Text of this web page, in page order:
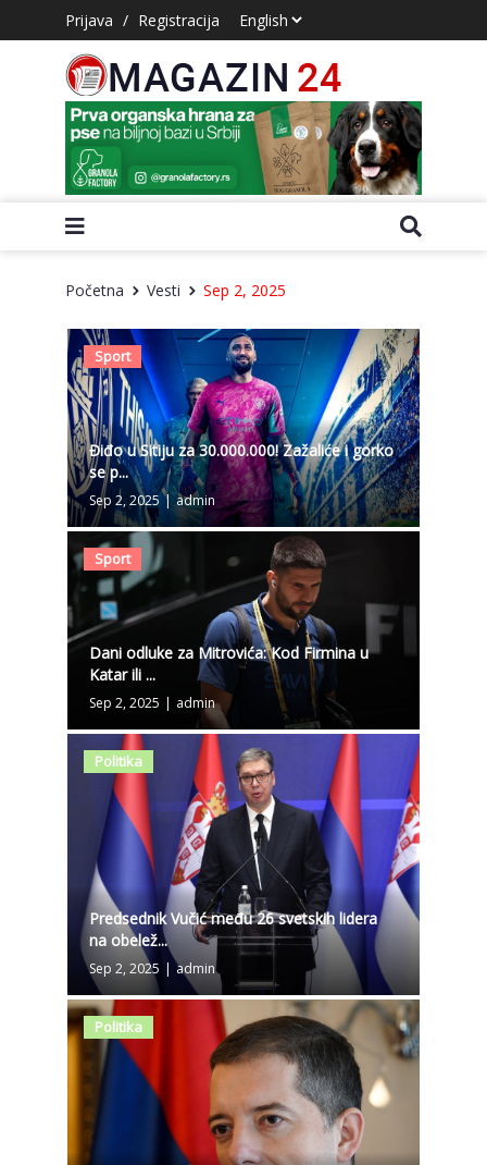
Prijava / Registracija
Početna Vesti Sep 2, 2025
Sport
Điđo u Sitiju za 30.000.000! Zažaliće i gorko
se p...
Sep 2, 2025 | admin
Sport
Dani odluke za Mitrovića: Kod Firmina u
Katar ili ...
Sep 2, 2025 | admin
Politika
Predsednik Vučić među 26 svetskih lidera
na obelež...
Sep 2, 2025 | admin
Politika